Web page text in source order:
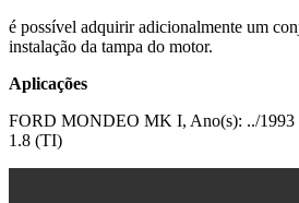
é possível adquirir adicionalmente um
instalação da tampa do motor.
Aplicações
FORD MONDEO MK I, Ano(s): ../1993
1.8 (TI)